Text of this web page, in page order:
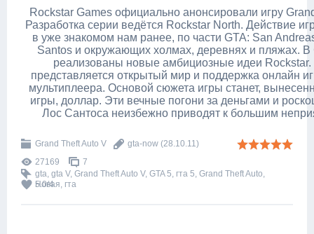
Rockstar Games официально анонсировали игру
Разработка серии ведётся Rockstar North. Действие
в уже знакомом нам ранее, по части GTA: San
Santos и окружающих холмах, деревнях и пляжах. В
реализованы новые амбициозные идеи Rockstar.
представляется открытый мир и поддержка онлайн
мультиплеера. Основой сюжета игры станет,
игры, доллар. Эти вечные погони за деньгами и
Лос Сантоса неизбежно приводят к большим
Grand Theft Auto V gta-now (28.10.11)
27169
7
gta, gta V, Grand Theft Auto V, GTA 5, гта 5, Grand Theft Auto,
Новая, гта
5.0/4